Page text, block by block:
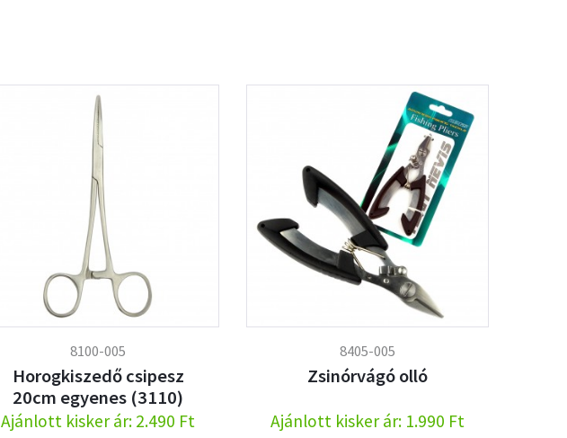
8100-005
Horogkiszedő csipesz
20cm egyenes (3110)
Ajánlott kisker ár: 2.490 Ft
8405-005
Zsinórvágó olló
Ajánlott kisker ár: 1.990 Ft